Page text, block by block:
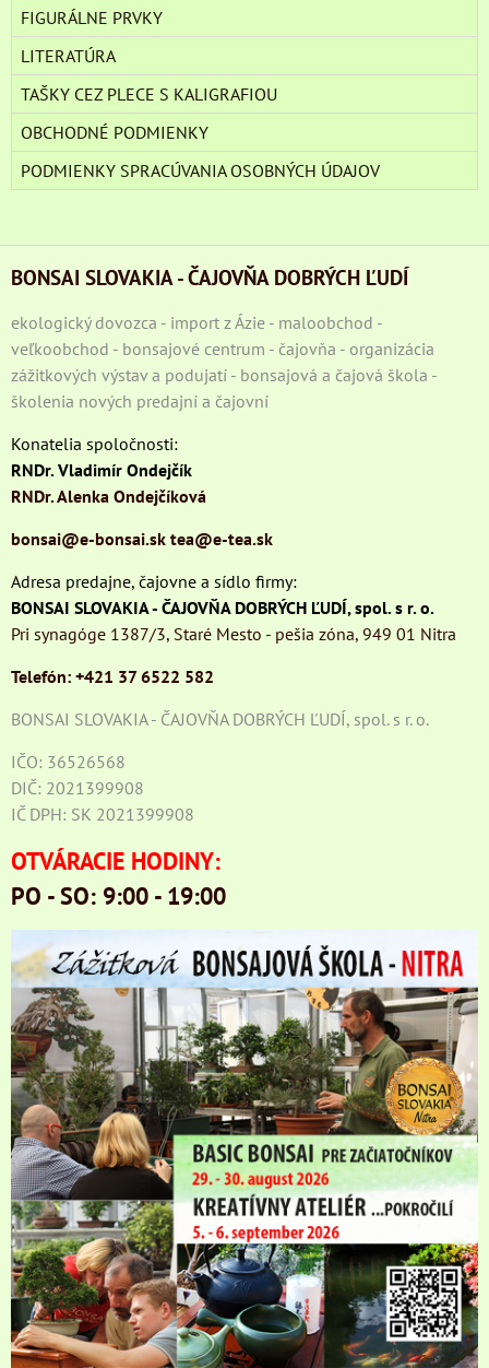
FIGURÁLNE PRVKY
LITERATÚRA
TAŠKY CEZ PLECE S KALIGRAFIOU
OBCHODNÉ PODMIENKY
PODMIENKY SPRACÚVANIA OSOBNÝCH ÚDAJOV
BONSAI SLOVAKIA - ČAJOVŇA DOBRÝCH ĽUDÍ
ekologický dovozca - import z Ázie - maloobchod -
veľkoobchod - bonsajové centrum - čajovňa - organizácia
zážitkových výstav a podujatí - bonsajová a čajová škola -
školenia nových predajní a čajovní
Konatelia spoločnosti:
RNDr. Vladimír Ondejčík
RNDr. Alenka Ondejčíková
bonsai@e-bonsai.sk tea@e-tea.sk
Adresa predajne, čajovne a sídlo firmy:
BONSAI SLOVAKIA - ČAJOVŇA DOBRÝCH ĽUDÍ, spol. s r. o.
Pri synagóge 1387/3, Staré Mesto - pešia zóna, 949 01 Nitra
Telefón: +421 37 6522 582
BONSAI SLOVAKIA - ČAJOVŇA DOBRÝCH ĽUDÍ, spol. s r. o.
IČO: 36526568
DIČ: 2021399908
IČ DPH: SK 2021399908
OTVÁRACIE HODINY:
PO - SO: 9:00 - 19:00